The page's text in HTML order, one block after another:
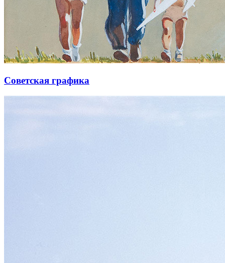
Советская графика